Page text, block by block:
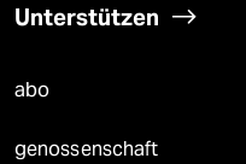
Unterstützen
abo
genossenschaft